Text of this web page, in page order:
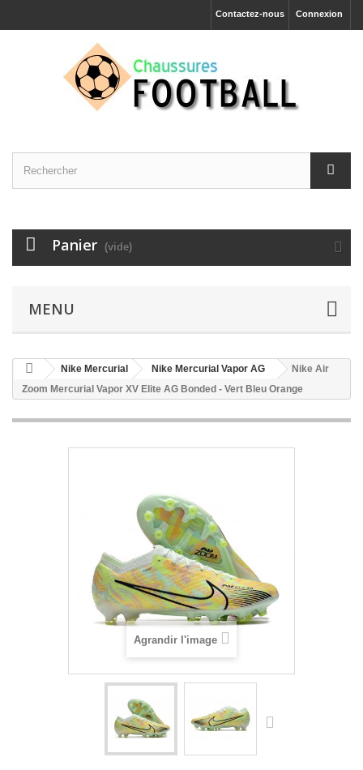
Connexion
Contactez-nous
Panier (vide)
MENU
Nike Mercurial Nike Mercurial Vapor AG
Nike Air
Zoom Mercurial Vapor XV Elite AG Bonded - Vert Bleu Orange
Agrandir l'image